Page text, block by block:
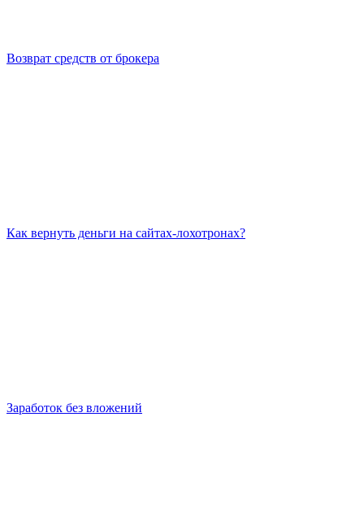
Возврат средств от брокера
Как вернуть деньги на сайтах-лохотронах?
Заработок без вложений